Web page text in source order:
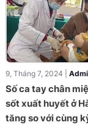
9, Tháng 7, 2024 |
Số ca tay chân
sốt xuất huyết ở
tăng so với cùng